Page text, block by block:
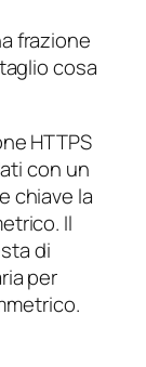
frazione
cosa
HTTPS
con un
chiave la
Il
di
per